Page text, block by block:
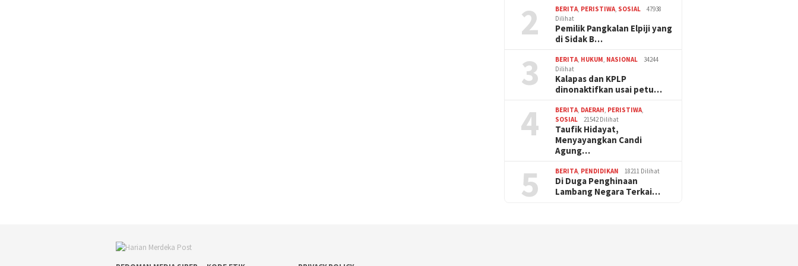
2 BERITA, PERISTIWA, SOSIAL
47938
Dilihat
Pemilik Pangkalan Elpiji yang
di Sidak B…
3 BERITA, HUKUM, NASIONAL
34244
Dilihat
Kalapas dan KPLP
dinonaktifkan usai petu…
4 BERITA, DAERAH, PERISTIWA,
SOSIAL
21542 Dilihat
Taufik Hidayat,
Menyayangkan Candi
Agung…
5 BERITA, PENDIDIKAN 18211 Dilihat
Di Duga Penghinaan
Lambang Negara Terkai…